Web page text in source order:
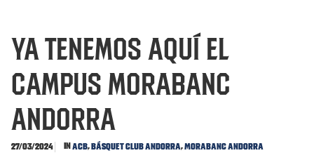
Ya tenemos aquí el
Campus MoraBanc
Andorra
27/03/2024 InACB,Básquet Club Andorra,MoraBanc Andorra